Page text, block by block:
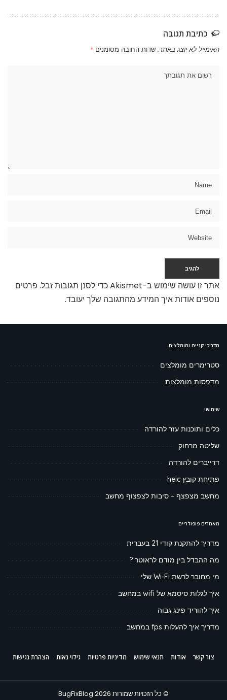
כתיבת תגובה
האימייל לא יוצג באתר. שדות החובה מסומנים *
אתר זו עושה שימוש ב-Akismet כדי לסנן תגובות זבל.
פרטים
נוספים אודות איך המידע מהתגובה שלך יעובד.
מדריכי קנייה ומומלצים
סטרימרים מומלצים
מדפסות מומלצות
שימושי
כלים ותוכנות עזר להורדה
שליטה מרחוק
דרייברים להורדה
פתיחת קובץ heic
מחשב מצפצף – סיבות לצפצוף מחשב
מאמרים פופולריים
מדריך להתקנת קודי 21 בעברית
מה ההבדל בין מודם לראוטר ?
מי מחובר לרשת Wi-Fi שלי
איך לגלות סיסמא של wifi במחשב
איך להוריד פינג גבוה
מדריך איך להעלות fps במחשב
צור קשר אודות תנאי שימוש מדיניות פרטיות גילוי נאות הצהרת נגישות
© כל הזכויות שמורות BugFixBlog 2026